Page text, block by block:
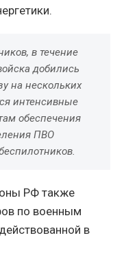
в течение
добились
на нескольких
интенсивные
обеспечения
ПВО
РФ также
по военным
в